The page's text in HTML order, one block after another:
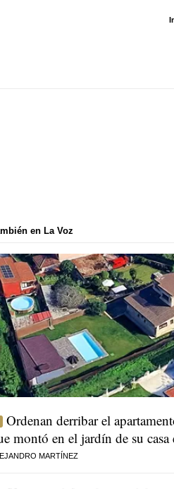
en La Voz
Ordenan derribar el
montó en el jardín de su
MARTÍNEZ